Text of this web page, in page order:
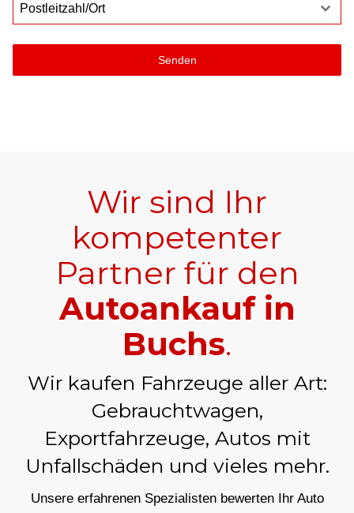
Postleitzahl/Ort
Senden
Wir sind Ihr
kompetenter
Partner für den
Autoankauf in
Buchs.
Wir kaufen Fahrzeuge aller Art:
Gebrauchtwagen,
Exportfahrzeuge, Autos mit
Unfallschäden und vieles mehr.
Unsere erfahrenen Spezialisten bewerten Ihr Auto